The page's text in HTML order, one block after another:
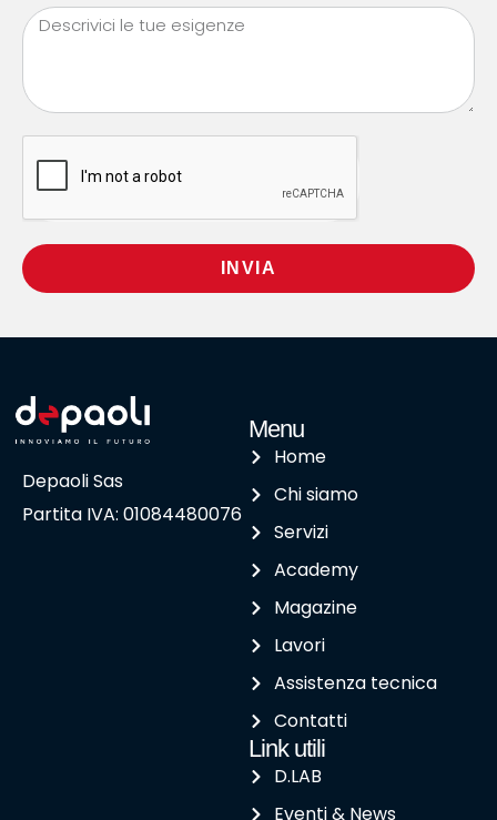
INVIA
Depaoli Sas
Partita IVA: 01084480076
Menu
Home
Chi siamo
Servizi
Academy
Magazine
Lavori
Assistenza tecnica
Contatti
Link utili
D.LAB
Eventi & News